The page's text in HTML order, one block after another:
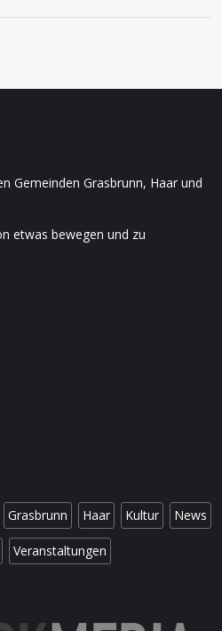
Gemeinden Grasbrunn, Haar und
etwas bewegen und zu
Grasbrunn Haar Kultur News
Veranstaltungen